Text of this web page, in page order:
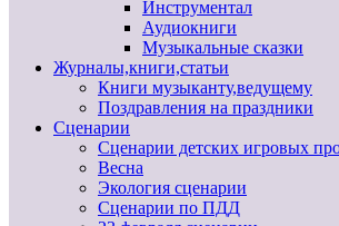
Инструментал
Аудиокниги
Музыкальные сказки
Журналы,книги,статьи
Книги музыканту,ведущему
Поздравления на праздники
Сценарии
Сценарии детских игровых
Весна
Экология сценарии
Сценарии по ПДД